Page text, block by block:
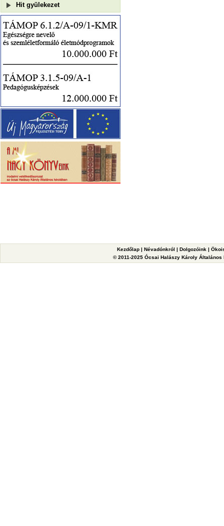
Hit gyülekezet
Kezdőlap | Névadónkról | Dolgozóink |
© 2011-2025 Ócsai Halászy Károly